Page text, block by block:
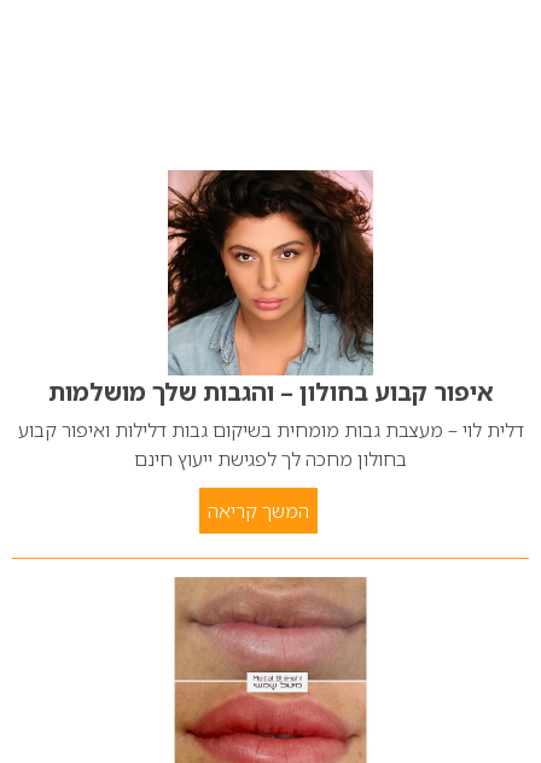
איפור קבוע בחולון – והגבות שלך מושלמות
דלית לוי – מעצבת גבות מומחית בשיקום גבות דלילות ואיפור קבוע
בחולון מחכה לך לפגישת ייעוץ חינם
המשך קריאה